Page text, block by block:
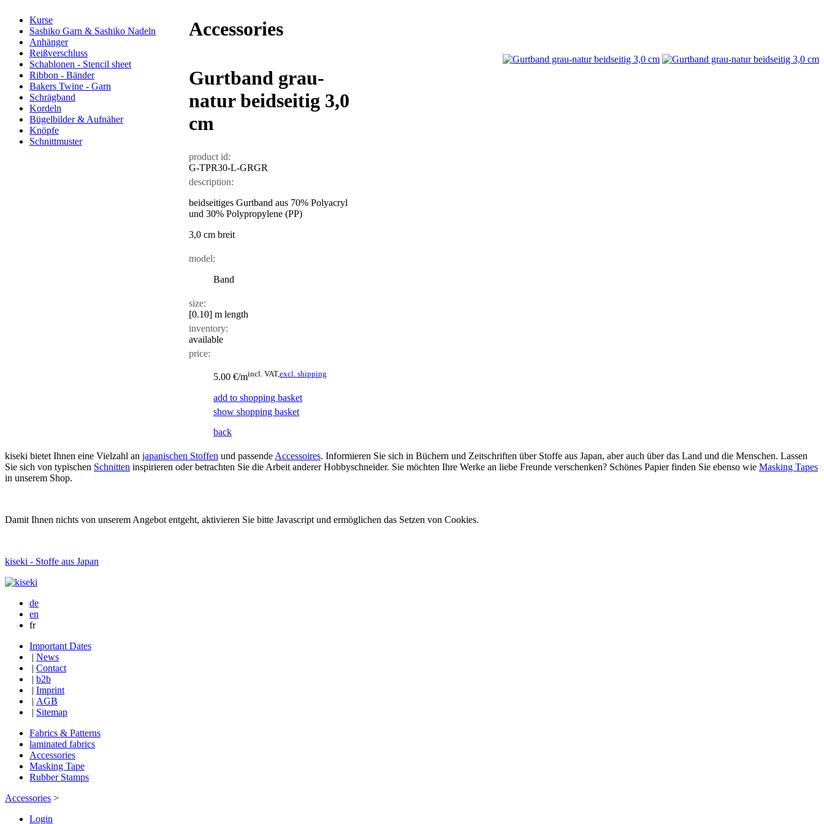
Kurse
Sashiko Garn & Sashiko Nadeln
Anhänger
Reißverschluss
Schablonen - Stencil sheet
Ribbon - Bänder
Bakers Twine - Garn
Schrägband
Kordeln
Bügelbilder & Aufnäher
Knöpfe
Schnittmuster
Accessories
Gurtband grau-
natur beidseitig 3,0
cm
product id:
G-TPR30-L-GRGR
description:
beidseitiges Gurtband aus 70% Polyacryl
und 30% Polypropylene (PP)
3,0 cm breit
model:
Band
size:
[0.10] m length
inventory:
available
price:
5.00 €/mincl. VAT,excl. shipping
add to shopping basket
show shopping basket
back
kiseki bietet Ihnen eine Vielzahl an japanischen Stoffen und passende Accessoires. Informieren Sie sich in Büchern und Zeitschriften über Stoffe aus Japan, aber auch über das Land und die Menschen. Lassen
Sie sich von typischen Schnitten inspirieren oder betrachten Sie die Arbeit anderer Hobbyschneider. Sie möchten Ihre Werke an liebe Freunde verschenken? Schönes Papier finden Sie ebenso wie Masking Tapes
in unserem Shop.
Damit Ihnen nichts von unserem Angebot entgeht, aktivieren Sie bitte Javascript und ermöglichen das Setzen von Cookies.
kiseki - Stoffe aus Japan
de
en
fr
Important Dates
| News
| Contact
| b2b
| Imprint
| AGB
| Sitemap
Fabrics & Patterns
laminated fabrics
Accessories
Masking Tape
Rubber Stamps
Accessories >
Login